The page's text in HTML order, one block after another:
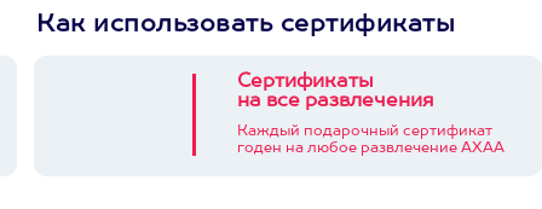
Как использовать сертификаты
Сертификаты
на все развлечения
Каждый подарочный сертификат
годен на любое развлечение АХАА